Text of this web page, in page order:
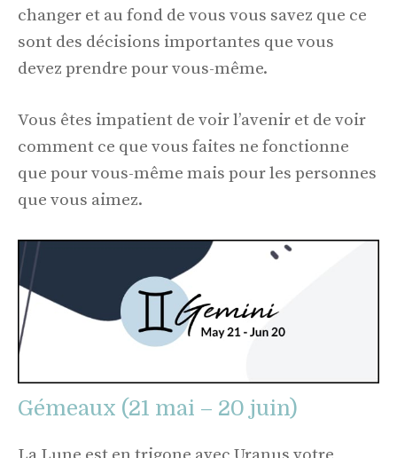
changer et au fond de vous vous savez que ce
sont des décisions importantes que vous
devez prendre pour vous-même.
Vous êtes impatient de voir l’avenir et de voir
comment ce que vous faites ne fonctionne
que pour vous-même mais pour les personnes
que vous aimez.
Gémeaux (21 mai – 20 juin)